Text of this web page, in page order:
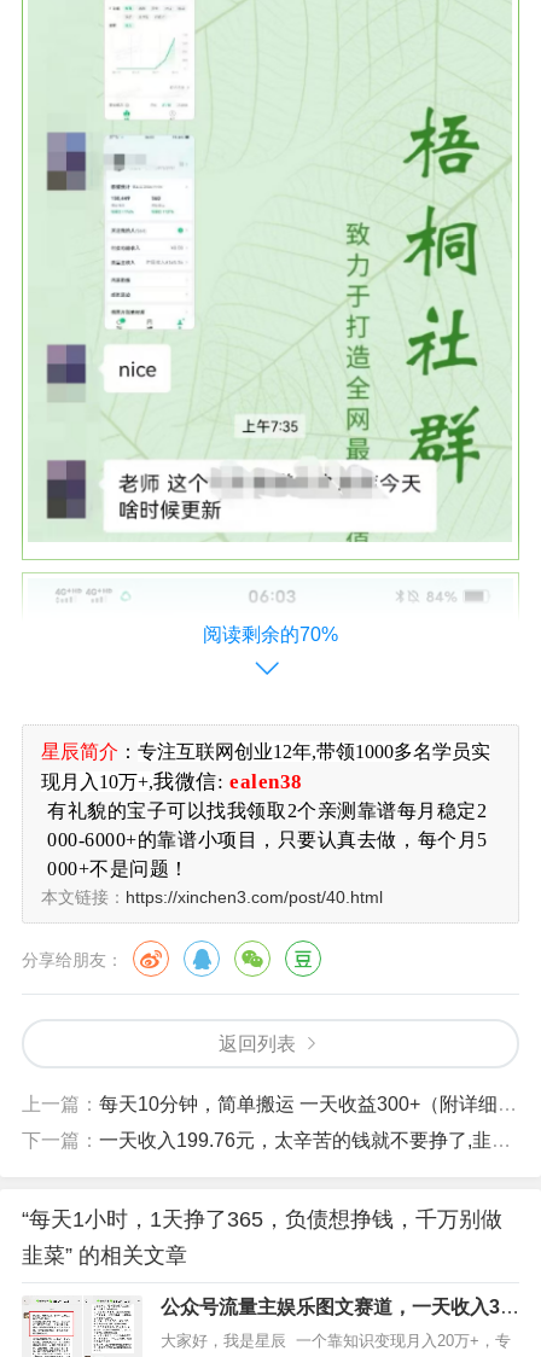
阅读剩余的70%
星辰简介 ： 专注互联网创业12年,带领1000多名学员实
现月入10万+,我微信: ealen38
有礼貌的宝子可以找我领取2个亲测靠谱每月稳定2
000-6000+的靠谱小项目，只要认真去做，每个月5
000+不是问题！
本文链接： https://xinchen3.com/post/40.html
分享给朋友：
返回列表
上一篇： 每天10分钟，简单搬运 一天收益300+（附详细搬运方法）
下一篇： 一天收入199.76元，太辛苦的钱就不要挣了,韭菜求你别看！
“每天1小时，1天挣了365，负债想挣钱，千万别做
韭菜” 的相关文章
公众号流量主娱乐图文赛道，一天收入33
51 的玩法
大家好，我是星辰 一个靠知识变现月入20万+，专